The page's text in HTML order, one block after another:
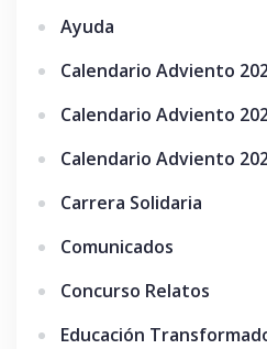
Ayuda
Calendario Adviento
Calendario Adviento
Calendario Adviento
Carrera Solidaria
Comunicados
Concurso Relatos
Educación